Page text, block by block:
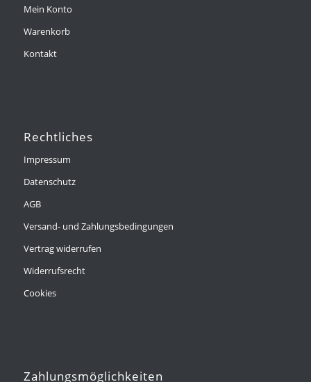
Mein Konto
Warenkorb
Kontakt
Rechtliches
Impressum
Datenschutz
AGB
Versand- und Zahlungsbedingungen
Vertrag widerrufen
Widerrufsrecht
Cookies
Zahlungsmöglichkeiten